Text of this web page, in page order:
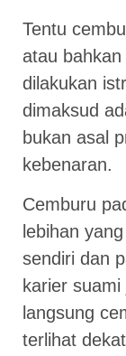
Tentu
atau
dilakukan
dimaksud
bukan asal
kebenaran.
Cemburu
lebihan
sendiri dan
karier
langsung
terlihat